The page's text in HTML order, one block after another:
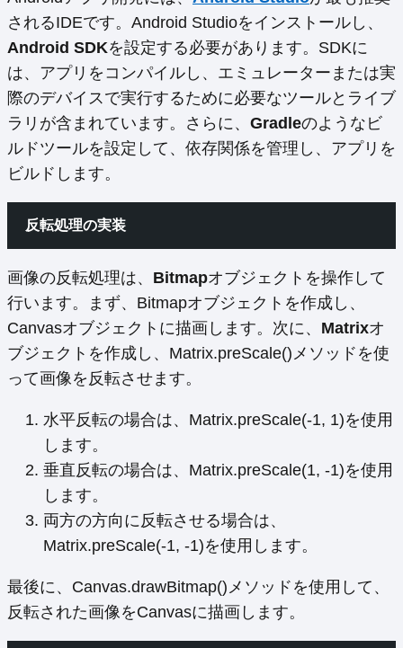
されるIDEです。Android Studioをインストールし、
Android SDKを設定する必要があります。SDKに
は、アプリをコンパイルし、エミュレーターまたは実
際のデバイスで実行するために必要なツールとライブ
ラリが含まれています。さらに、 Gradleのようなビ
ルドツールを設定して、依存関係を管理し、アプリを
ビルドします。
反転処理の実装
画像の反転処理は、 Bitmapオブジェクトを操作して
行います。まず、Bitmapオブジェクトを作成し、
Canvasオブジェクトに描画します。次に、 Matrixオ
ブジェクトを作成し、Matrix.preScale()メソッドを使
って画像を反転させます。
水平反転の場合は、Matrix.preScale(-1, 1)を使用
します。
垂直反転の場合は、Matrix.preScale(1, -1)を使用
します。
両方の方向に反転させる場合は、
Matrix.preScale(-1, -1)を使用します。
最後に、Canvas.drawBitmap()メソッドを使用して、
反転された画像をCanvasに描画します。